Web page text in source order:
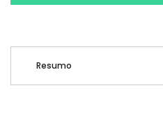
Resumo